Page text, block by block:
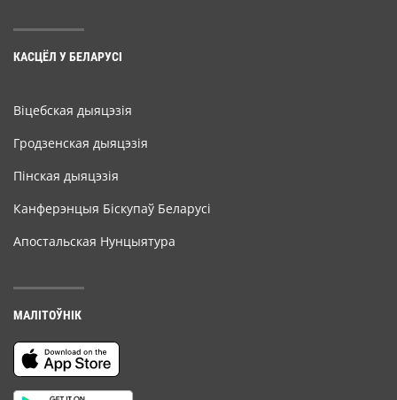
КАСЦЁЛ У БЕЛАРУСІ
Віцебская дыяцэзія
Гродзенская дыяцэзія
Пінская дыяцэзія
Канферэнцыя Біскупаў Беларусі
Апостальская Нунцыятура
МАЛІТОЎНІК